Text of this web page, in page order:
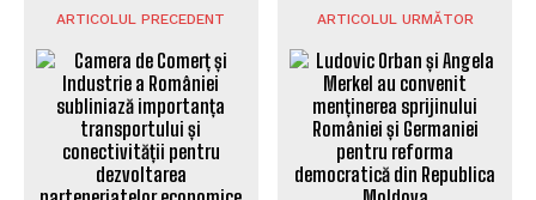
ARTICOLUL PRECEDENT ARTICOLUL URMĂTOR